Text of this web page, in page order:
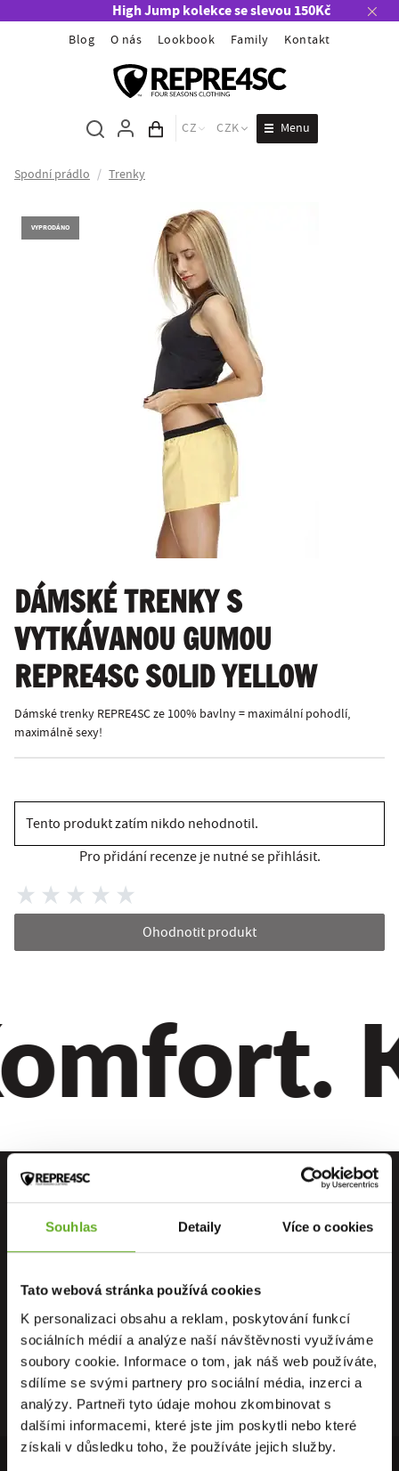
Souhlas Detaily Více o cookies
Tato webová stránka používá cookies
K personalizaci obsahu a reklam, poskytování funkcí
sociálních médií a analýze naší návštěvnosti využíváme
soubory cookie. Informace o tom, jak náš web používáte,
sdílíme se svými partnery pro sociální média, inzerci a
analýzy. Partneři tyto údaje mohou zkombinovat s
dalšími informacemi, které jste jim poskytli nebo které
získali v důsledku toho, že používáte jejich služby.
High Jump kolekce se slevou 150Kč
Blog O nás Lookbook Family Kontakt
Obsah košíku
CZ CZK Menu
Spodní prádlo / Trenky
VYPRODÁNO
DÁMSKÉ TRENKY S
VYTKÁVANOU GUMOU
REPRE4SC SOLID YELLOW
Dámské trenky REPRE4SC ze 100% bavlny = maximální pohodlí,
maximálně sexy!
Tento produkt zatím nikdo nehodnotil.
Pro přidání recenze je nutné se přihlásit.
Ohodnotit produkt
PŘÍMO OD
OSOBNÍ
DOPRAVA
RYCHLÉ
DORUČENÍ
ZÁRUKA
VRÁCENÍ
RECENZE
HEUREKA